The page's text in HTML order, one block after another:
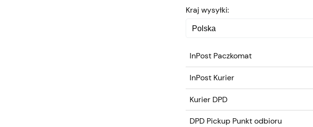
Kraj wysyłki:
InPost Paczkomat
InPost Kurier
Kurier DPD
DPD Pickup Punkt odbioru